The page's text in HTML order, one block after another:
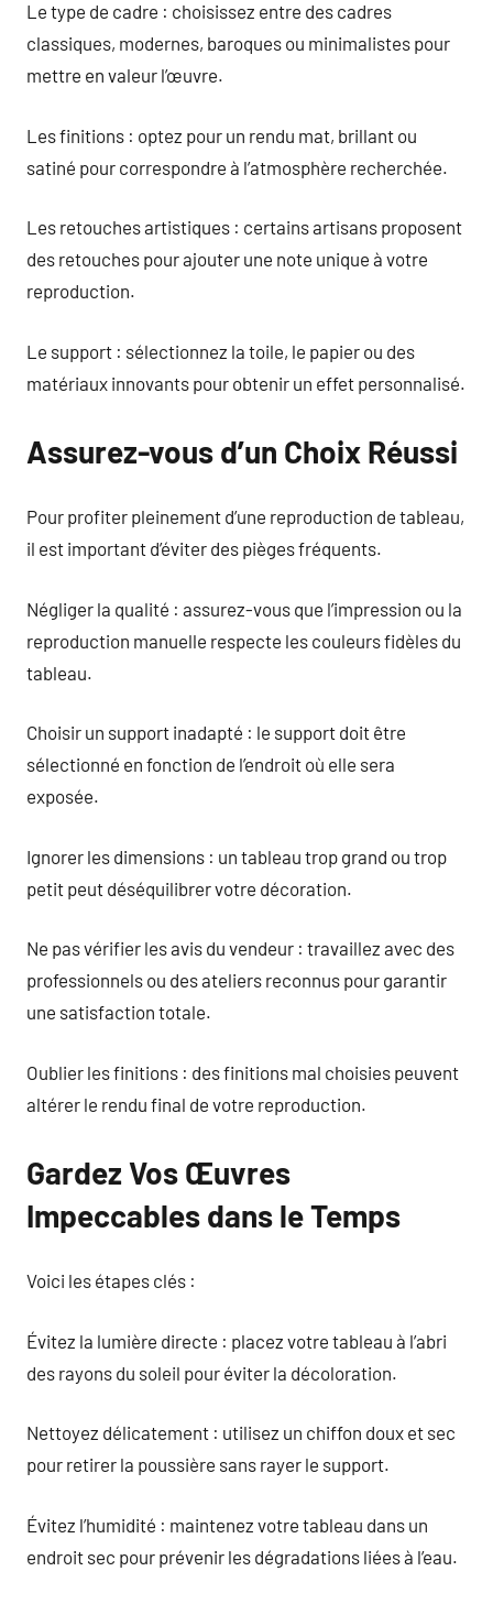
Le type de cadre : choisissez entre des cadres
classiques, modernes, baroques ou minimalistes pour
mettre en valeur l’œuvre.
Les finitions : optez pour un rendu mat, brillant ou
satiné pour correspondre à l’atmosphère recherchée.
Les retouches artistiques : certains artisans proposent
des retouches pour ajouter une note unique à votre
reproduction.
Le support : sélectionnez la toile, le papier ou des
matériaux innovants pour obtenir un effet personnalisé.
Assurez-vous d’un Choix Réussi
Pour profiter pleinement d’une reproduction de tableau,
il est important d’éviter des pièges fréquents.
Négliger la qualité : assurez-vous que l’impression ou la
reproduction manuelle respecte les couleurs fidèles du
tableau.
Choisir un support inadapté : le support doit être
sélectionné en fonction de l’endroit où elle sera
exposée.
Ignorer les dimensions : un tableau trop grand ou trop
petit peut déséquilibrer votre décoration.
Ne pas vérifier les avis du vendeur : travaillez avec des
professionnels ou des ateliers reconnus pour garantir
une satisfaction totale.
Oublier les finitions : des finitions mal choisies peuvent
altérer le rendu final de votre reproduction.
Gardez Vos Œuvres
Impeccables dans le Temps
Voici les étapes clés :
Évitez la lumière directe : placez votre tableau à l’abri
des rayons du soleil pour éviter la décoloration.
Nettoyez délicatement : utilisez un chiffon doux et sec
pour retirer la poussière sans rayer le support.
Évitez l’humidité : maintenez votre tableau dans un
endroit sec pour prévenir les dégradations liées à l’eau.